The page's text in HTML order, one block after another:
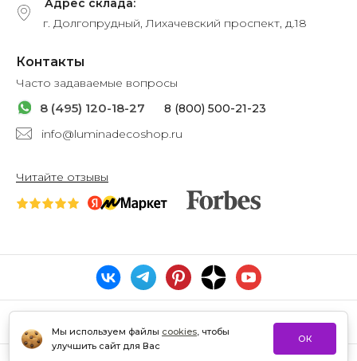
Мы используем файлы cookies, чтобы
улучшить сайт для Вас
ОК
Адрес склада:
г. Долгопрудный, Лихачевский проспект, д.18
Контакты
Часто задаваемые вопросы
8 (495) 120-18-27
8 (800) 500-21-23
info@luminadecoshop.ru
Читайте отзывы